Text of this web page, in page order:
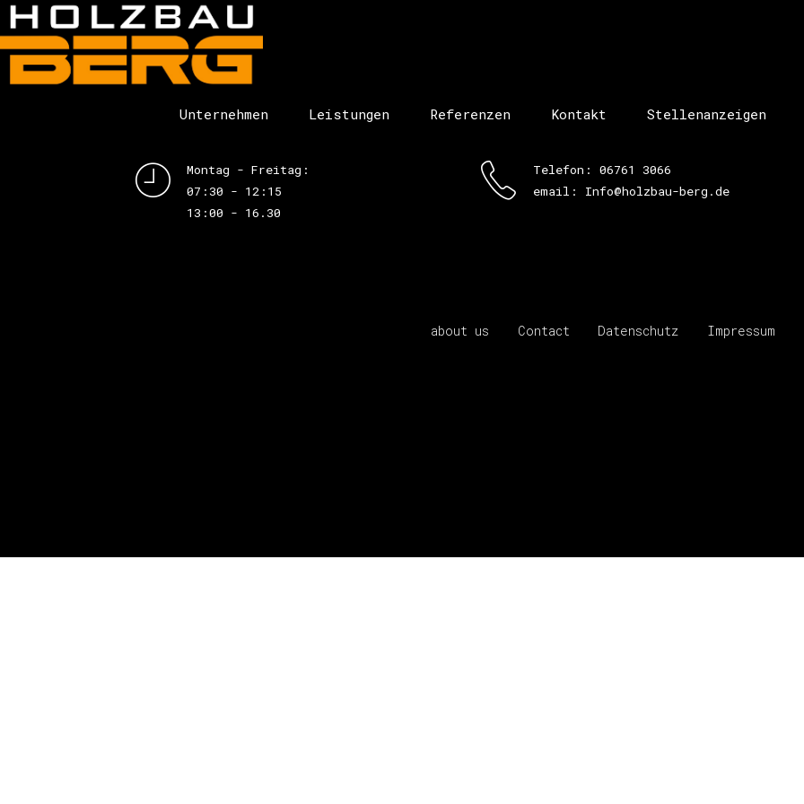
Unternehmen Leistungen Referenzen Kontakt Stellenanzeigen
[woocommerce_cart]
Montag - Freitag:
07:30 - 12:15
13:00 - 16.30
Telefon: 06761 3066
email: Info@holzbau-berg.de
about us Contact Datenschutz Impressum